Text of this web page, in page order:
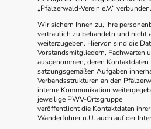
„Pfälzerwald-Verein e.V.“ verbunden.
Wir sichern Ihnen zu, Ihre
vertraulich zu behandeln und nicht
weiterzugeben. Hiervon sind die
Vorstandsmitgliedern, Fachwarten
ausgenommen, deren
satzungsgemäßen Aufgaben
Verbandsstrukturen an den
interne Kommunikation
jeweilige PWV-Ortsgruppe
veröffentlicht die Kontaktdaten
Wanderführer u.U. auch auf der